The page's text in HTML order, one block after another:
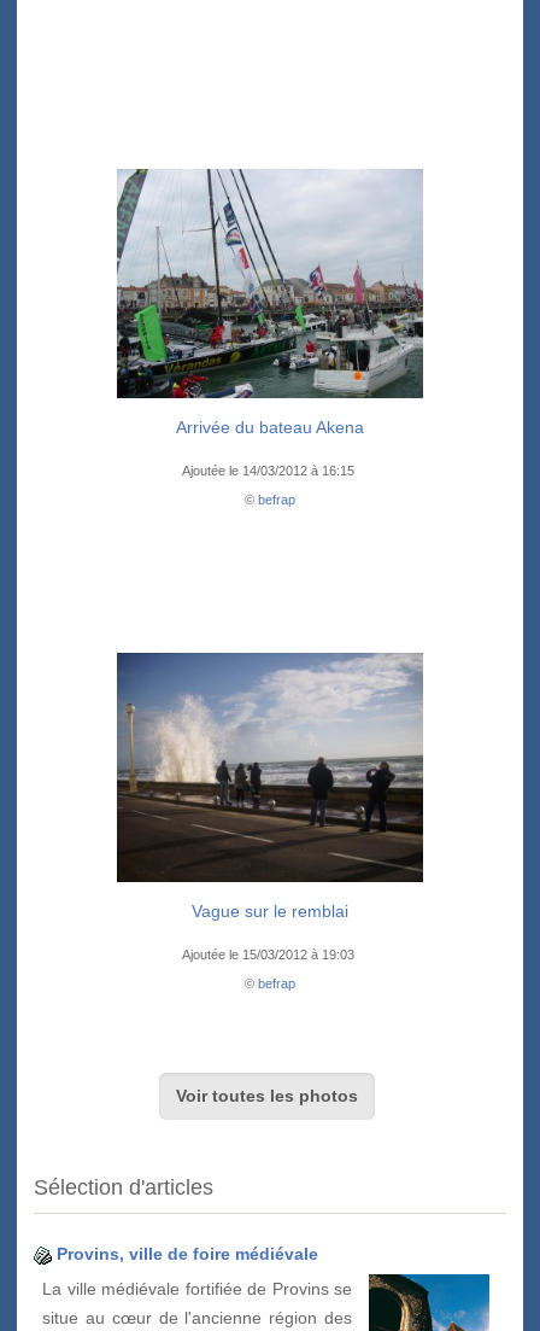
Arrivée du bateau Akena
Ajoutée le 14/03/2012 à 16:15
© befrap
Vague sur le remblai
Ajoutée le 15/03/2012 à 19:03
© befrap
Voir toutes les photos
Sélection d'articles
Provins, ville de foire médiévale
La ville médiévale fortifiée de Provins se
situe au cœur de l'ancienne région des